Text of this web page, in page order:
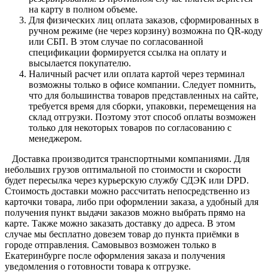
на карту в полном объеме.
Для физических лиц оплата заказов, сформированных в
ручном режиме (не через корзину) возможна по QR-коду
или СБП. В этом случае по согласованной
спецификации формируется ссылка на оплату и
высылается покупателю.
Наличный расчет или оплата картой через терминал
возможны только в офисе компании. Следует помнить,
что для большинства товаров представленных на сайте,
требуется время для сборки, упаковки, перемещения на
склад отгрузки. Поэтому этот способ оплаты возможен
только для некоторых товаров по согласованию с
менеджером.
Доставка производится транспортными компаниями. Для
небольших грузов оптимальной по стоимости и скорости
будет пересылка через курьерскую службу СДЭК или DPD.
Стоимость доставки можно рассчитать непосредственно из
карточки товара, либо при оформлении заказа, а удобный для
получения пункт выдачи заказов можно выбрать прямо на
карте. Также можно заказать доставку до адреса. В этом
случае мы бесплатно довезем товар до пункта приёмки в
городе отправления. Самовывоз возможен только в
Екатеринбурге после оформления заказа и получения
уведомления о готовности товара к отгрузке.